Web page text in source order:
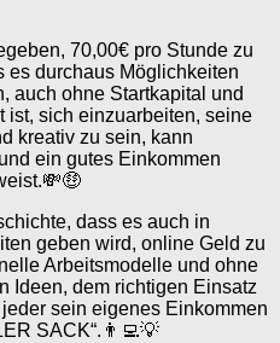
70,00€ pro Stunde zu
es durchaus Möglichkeiten
auch ohne Startkapital und
ist, sich einzuarbeiten, seine
kreativ zu sein, kann
ein gutes Einkommen
dass es auch in
geben wird, online Geld zu
Arbeitsmodelle und ohne
Ideen, dem richtigen Einsatz
sein eigenes Einkommen
SACK“.👨‍💻💡